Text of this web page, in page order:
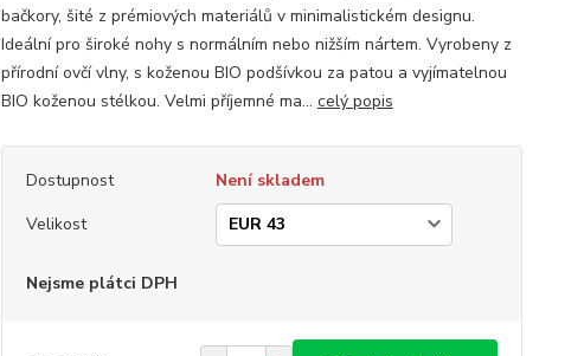
bačkory, šité z prémiových materiálů v minimalistickém designu.
Ideální pro široké nohy s normálním nebo nižším nártem. Vyrobeny z
přírodní ovčí vlny, s koženou BIO podšívkou za patou a vyjímatelnou
BIO koženou stélkou. Velmi příjemné ma... celý popis
Dostupnost
Není skladem
Velikost
Nejsme plátci DPH